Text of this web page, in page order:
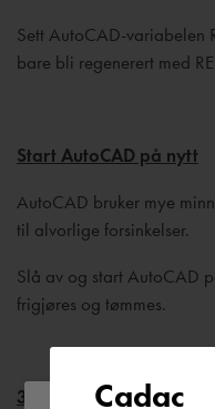
Sett AutoCAD-variabelen
bare bli regenerert med
Start AutoCAD på nytt
AutoCAD bruker mye
til alvorlige forsinkelser.
Slå av og start AutoCAD
frigjøres og tømmes.
3DConfigCadac